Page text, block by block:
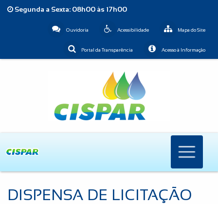
Segunda a Sexta: 08h00 às 17h00
Mapa do Site
Acessibilidade
Ouvidoria
Acesso à Informação
Portal da Transparência
DISPENSA DE LICITAÇÃO